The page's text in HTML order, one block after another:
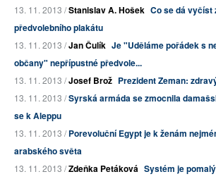
13. 11. 2013 /Stanislav A. Hošek Co se dá vyčíst
předvolebního plakátu
13. 11. 2013 /Jan Čulík Je "Uděláme pořádek s
občany" nepřípustné předvole...
13. 11. 2013 /Josef Brož Prezident Zeman:
13. 11. 2013 /Syrská armáda se zmocnila
se k Aleppu
13. 11. 2013 /Porevoluční Egypt je k ženám
arabského světa
13. 11. 2013 /Zdeňka Petáková Systém je pomalý